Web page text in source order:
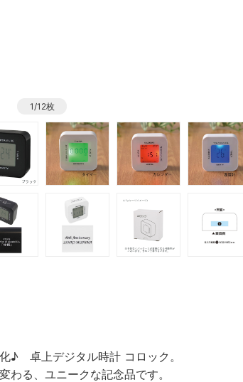
1/12枚
♪ 卓上デジタル時計 コロック。
わる、ユニークな記念品です。